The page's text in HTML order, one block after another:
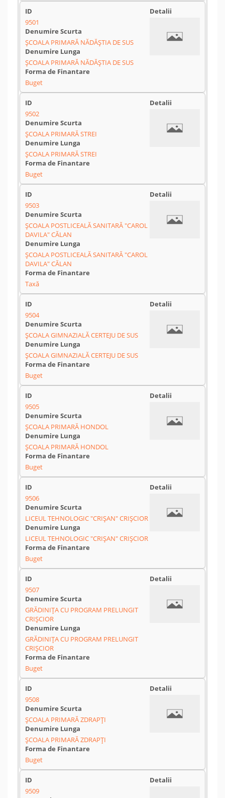
9501
ȘCOALA PRIMARĂ NĂDĂȘTIA DE SUS
ȘCOALA PRIMARĂ NĂDĂȘTIA DE SUS
Buget
9502
ȘCOALA PRIMARĂ STREI
ȘCOALA PRIMARĂ STREI
Buget
9503
ȘCOALA POSTLICEALĂ SANITARĂ "CAROL
DAVILA" CĂLAN
ȘCOALA POSTLICEALĂ SANITARĂ "CAROL
DAVILA" CĂLAN
Taxă
9504
ȘCOALA GIMNAZIALĂ CERTEJU DE SUS
ȘCOALA GIMNAZIALĂ CERTEJU DE SUS
Buget
9505
ȘCOALA PRIMARĂ HONDOL
ȘCOALA PRIMARĂ HONDOL
Buget
9506
LICEUL TEHNOLOGIC "CRIȘAN" CRIȘCIOR
LICEUL TEHNOLOGIC "CRIȘAN" CRIȘCIOR
Buget
9507
GRĂDINIȚA CU PROGRAM PRELUNGIT
CRIȘCIOR
GRĂDINIȚA CU PROGRAM PRELUNGIT
CRIȘCIOR
Buget
9508
ȘCOALA PRIMARĂ ZDRAPȚI
ȘCOALA PRIMARĂ ZDRAPȚI
Buget
9509